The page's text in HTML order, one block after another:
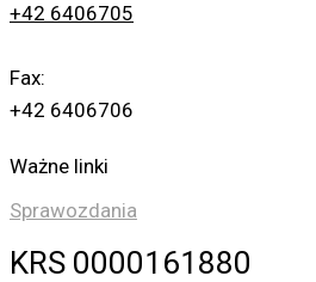
+42 6406705
Fax:
+42 6406706
Ważne linki
Sprawozdania
KRS 0000161880